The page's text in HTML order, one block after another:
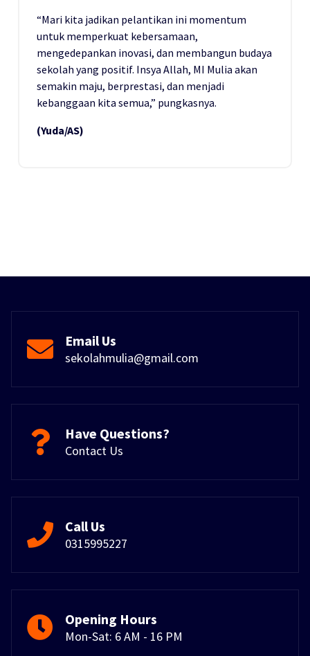
“Mari kita jadikan pelantikan ini momentum
untuk memperkuat kebersamaan,
mengedepankan inovasi, dan membangun budaya
sekolah yang positif. Insya Allah, MI Mulia akan
semakin maju, berprestasi, dan menjadi
kebanggaan kita semua,” pungkasnya.
(Yuda/AS)
Email Us
sekolahmulia@gmail.com
Have Questions?
Contact Us
Call Us
0315995227
Opening Hours
Mon-Sat: 6 AM - 16 PM